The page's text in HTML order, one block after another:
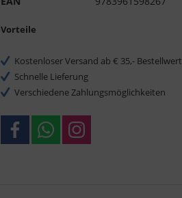
Vorteile
Kostenloser Versand ab € 35,- Bestellwert
Schnelle Lieferung
Verschiedene Zahlungsmöglichkeiten